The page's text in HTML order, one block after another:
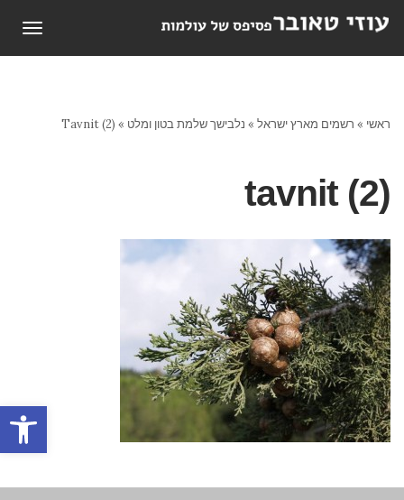
פתח
ראשי » רשמים מארץ ישראל » נלבישך שלמת בטון ומלט »
Tavnit (2)
tavnit (2)